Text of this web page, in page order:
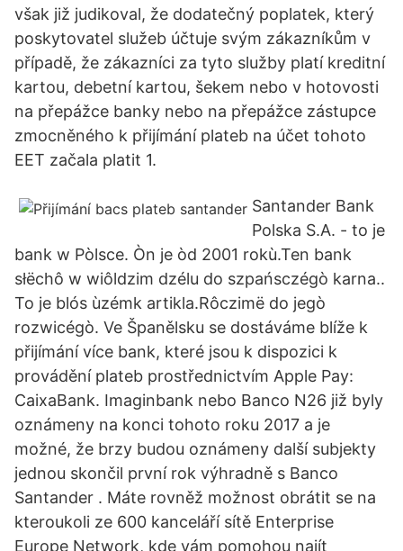
však již judikoval, že dodatečný poplatek, který
poskytovatel služeb účtuje svým zákazníkům v
případě, že zákazníci za tyto služby platí kreditní
kartou, debetní kartou, šekem nebo v hotovosti
na přepážce banky nebo na přepážce zástupce
zmocněného k přijímání plateb na účet tohoto
EET začala platit 1.
Santander Bank
Polska S.A. - to je
bank w Pòlsce. Òn je òd 2001 rokù.Ten bank
słëchô w wiôldzim dzélu do szpańsczégò karna..
To je blós ùzémk artikla.Rôczimë do jegò
rozwicégò. Ve Španělsku se dostáváme blíže k
přijímání více bank, které jsou k dispozici k
provádění plateb prostřednictvím Apple Pay:
CaixaBank. Imaginbank nebo Banco N26 již byly
oznámeny na konci tohoto roku 2017 a je
možné, že brzy budou oznámeny další subjekty
jednou skončil první rok výhradně s Banco
Santander . Máte rovněž možnost obrátit se na
kteroukoli ze 600 kanceláří sítě Enterprise
Europe Network, kde vám pomohou najít